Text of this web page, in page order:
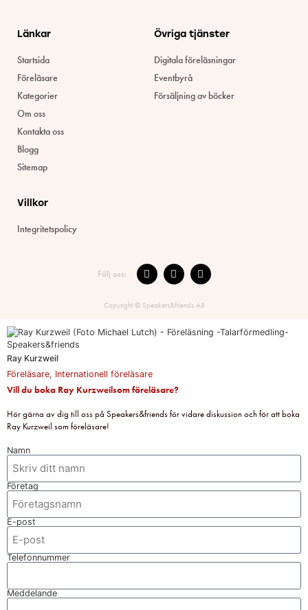
Länkar
Startsida
Föreläsare
Kategorier
Om oss
Kontakta oss
Blogg
Sitemap
Övriga tjänster
Digitala föreläsningar
Eventbyrå
Försäljning av böcker
Villkor
Integritetspolicy
Copyright © Speakers&friends AB
Följ oss:
Ray Kurzweil
Föreläsare, Internationell föreläsare
Vill du boka Ray Kurzweilsom föreläsare?
Hör gärna av dig till oss på Speakers&friends för vidare diskussion och för att boka
Ray Kurzweil som föreläsare!
Namn
Företag
E-post
Telefonnummer
Meddelande